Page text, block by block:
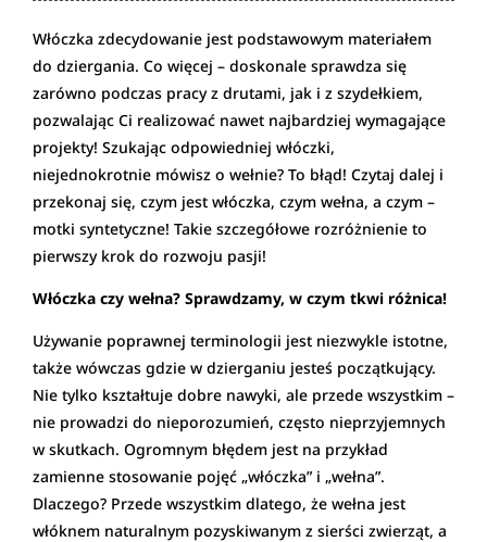
Włóczka zdecydowanie jest podstawowym materiałem
do dziergania. Co więcej – doskonale sprawdza się
zarówno podczas pracy z drutami, jak i z szydełkiem,
pozwalając Ci realizować nawet najbardziej wymagające
projekty! Szukając odpowiedniej włóczki,
niejednokrotnie mówisz o wełnie? To błąd! Czytaj dalej i
przekonaj się, czym jest włóczka, czym wełna, a czym –
motki syntetyczne! Takie szczegółowe rozróżnienie to
pierwszy krok do rozwoju pasji!
Włóczka czy wełna? Sprawdzamy, w czym tkwi różnica!
Używanie poprawnej terminologii jest niezwykle istotne,
także wówczas gdzie w dzierganiu jesteś początkujący.
Nie tylko kształtuje dobre nawyki, ale przede wszystkim –
nie prowadzi do nieporozumień, często nieprzyjemnych
w skutkach. Ogromnym błędem jest na przykład
zamienne stosowanie pojęć „włóczka” i „wełna”.
Dlaczego? Przede wszystkim dlatego, że wełna jest
włóknem naturalnym pozyskiwanym z sierści zwierząt, a